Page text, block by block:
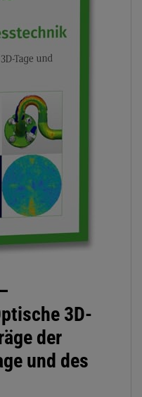
3D-
der
und des